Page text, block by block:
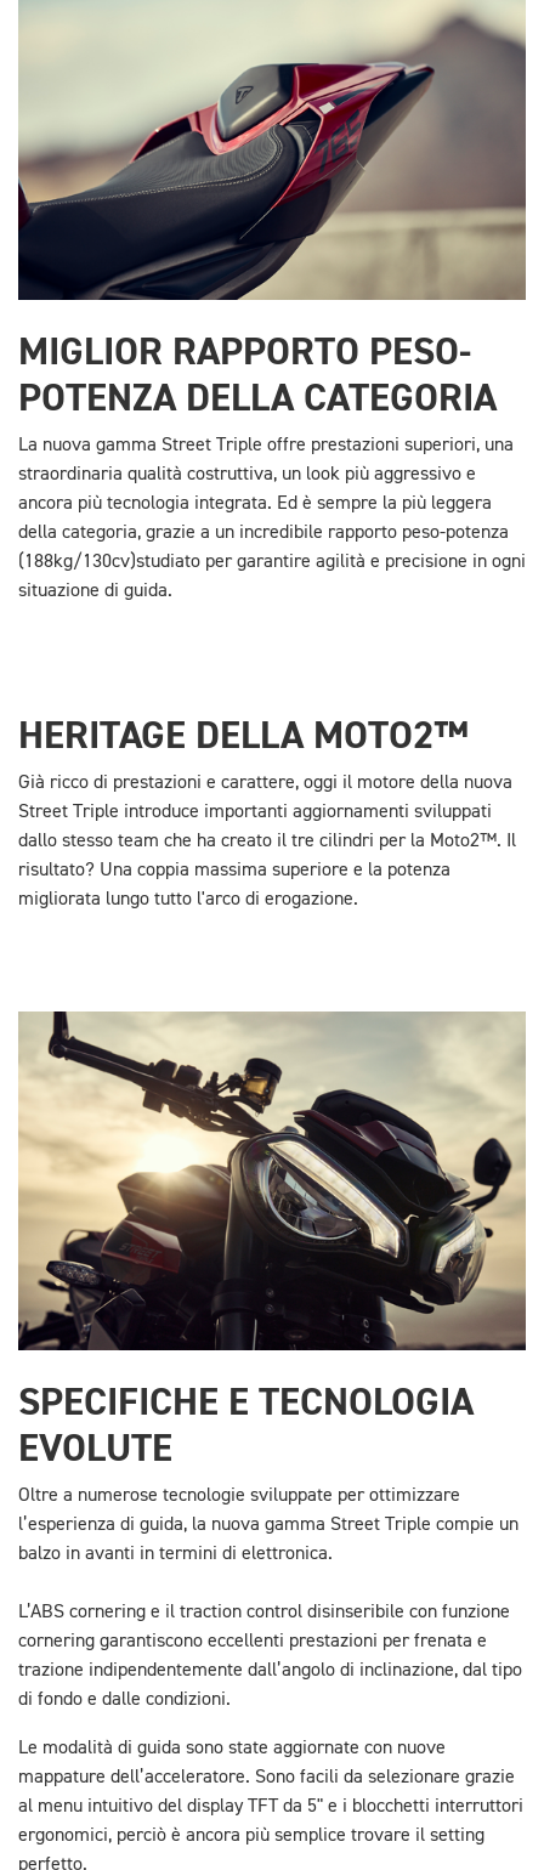
MIGLIOR RAPPORTO PESO-
POTENZA DELLA CATEGORIA
La nuova gamma Street Triple offre prestazioni superiori, una
straordinaria qualità costruttiva, un look più aggressivo e
ancora più tecnologia integrata. Ed è sempre la più leggera
della categoria, grazie a un incredibile rapporto peso-potenza
(188kg/130cv)studiato per garantire agilità e precisione in ogni
situazione di guida.
HERITAGE DELLA MOTO2™
Già ricco di prestazioni e carattere, oggi il motore della nuova
Street Triple introduce importanti aggiornamenti sviluppati
dallo stesso team che ha creato il tre cilindri per la Moto2™. Il
risultato? Una coppia massima superiore e la potenza
migliorata lungo tutto l'arco di erogazione.
SPECIFICHE E TECNOLOGIA
EVOLUTE
Oltre a numerose tecnologie sviluppate per ottimizzare
l’esperienza di guida, la nuova gamma Street Triple compie un
balzo in avanti in termini di elettronica.
L’ABS cornering e il traction control disinseribile con funzione
cornering garantiscono eccellenti prestazioni per frenata e
trazione indipendentemente dall’angolo di inclinazione, dal tipo
di fondo e dalle condizioni.
Le modalità di guida sono state aggiornate con nuove
mappature dell’acceleratore. Sono facili da selezionare grazie
al menu intuitivo del display TFT da 5" e i blocchetti interruttori
ergonomici, perciò è ancora più semplice trovare il setting
perfetto.